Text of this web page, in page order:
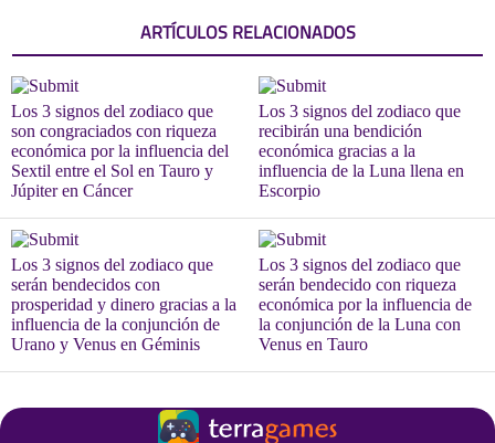
ARTÍCULOS RELACIONADOS
Los 3 signos del zodiaco que
son congraciados con riqueza
económica por la influencia del
Sextil entre el Sol en Tauro y
Júpiter en Cáncer
Los 3 signos del zodiaco que
recibirán una bendición
económica gracias a la
influencia de la Luna llena en
Escorpio
Los 3 signos del zodiaco que
serán bendecidos con
prosperidad y dinero gracias a la
influencia de la conjunción de
Urano y Venus en Géminis
Los 3 signos del zodiaco que
serán bendecido con riqueza
económica por la influencia de
la conjunción de la Luna con
Venus en Tauro